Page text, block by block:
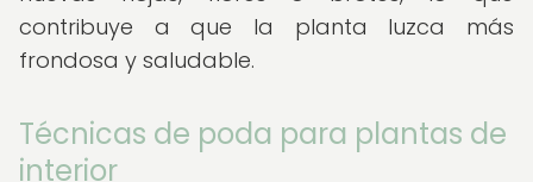
contribuye a que la planta luzca más
frondosa y saludable.
Técnicas de poda para plantas de
interior